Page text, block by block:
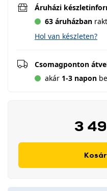
Áruházi
63 áruházban
Hol van készleten?
Csomagponton
akár 1-3 napon
3